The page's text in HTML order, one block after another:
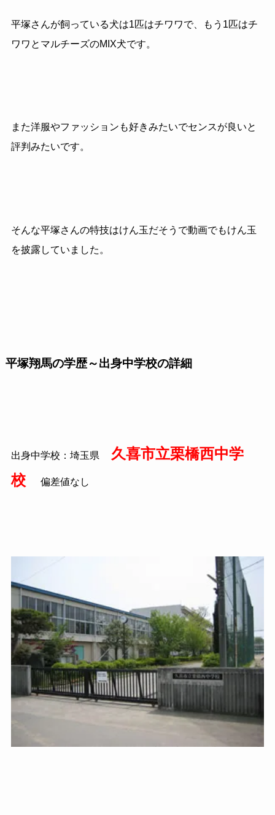
平塚さんが飼っている犬は1匹はチワワで、もう1匹はチ
ワワとマルチーズのMIX犬です。
また洋服やファッションも好きみたいでセンスが良いと
評判みたいです。
そんな平塚さんの特技はけん玉だそうで動画でもけん玉
を披露していました。
平塚翔馬の学歴～出身中学校の詳細
出身中学校：埼玉県
久喜市立栗橋西中学
校
偏差値なし